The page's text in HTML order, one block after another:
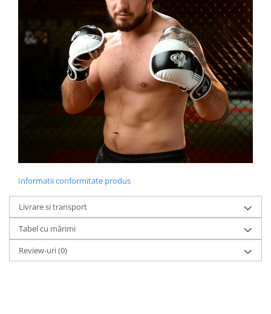
Informatii conformitate produs
Livrare si transport
Tabel cu mărimi
Review-uri(0)